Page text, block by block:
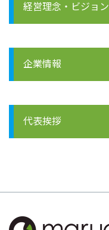
経営理念・ビジョン
企業情報
代表挨拶